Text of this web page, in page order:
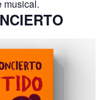
musical.